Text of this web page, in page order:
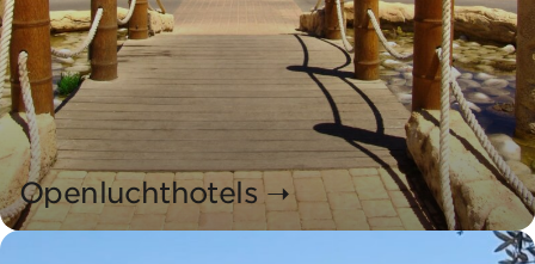
Openluchthotels ➝
Hôtellerie de Plein Air